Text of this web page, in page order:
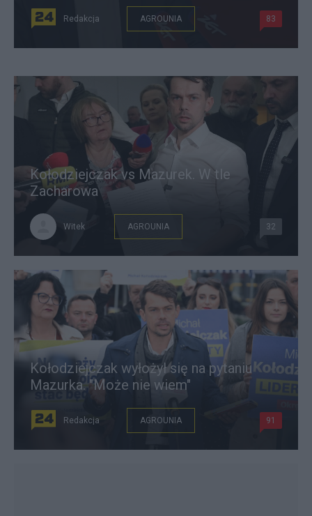
Redakcja AGROUNIA 83
Kołodziejczak vs Mazurek. W tle
Zacharowa
Witek AGROUNIA 32
Kołodziejczak wyłożył się na pytaniu
Mazurka. "Może nie wiem"
Redakcja AGROUNIA 91